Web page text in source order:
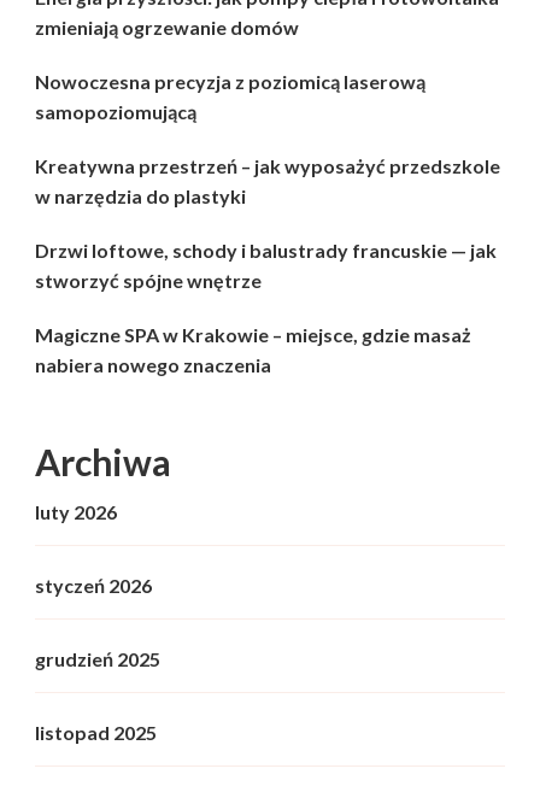
zmieniają ogrzewanie domów
Nowoczesna precyzja z poziomicą laserową
samopoziomującą
Kreatywna przestrzeń – jak wyposażyć przedszkole
w narzędzia do plastyki
Drzwi loftowe, schody i balustrady francuskie — jak
stworzyć spójne wnętrze
Magiczne SPA w Krakowie – miejsce, gdzie masaż
nabiera nowego znaczenia
Archiwa
luty 2026
styczeń 2026
grudzień 2025
listopad 2025